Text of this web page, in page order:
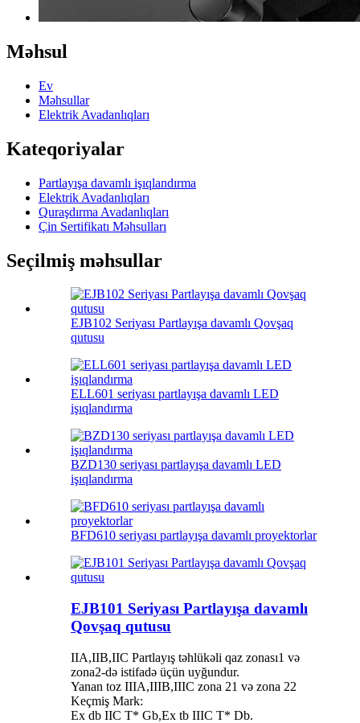
Məhsul
Ev
Məhsullar
Elektrik Avadanlıqları
Kateqoriyalar
Partlayışa davamlı işıqlandırma
Elektrik Avadanlıqları
Quraşdırma Avadanlıqları
Çin Sertifikatı Məhsulları
Seçilmiş məhsullar
EJB102 Seriyası Partlayışa davamlı Qovşaq
qutusu
ELL601 seriyası partlayışa davamlı LED
işıqlandırma
BZD130 seriyası partlayışa davamlı LED
işıqlandırma
BFD610 seriyası partlayışa davamlı proyektorlar
EJB101 Seriyası Partlayışa davamlı
Qovşaq qutusu
IIA,IIB,IIC Partlayış təhlükəli qaz zonası1 və
zona2-də istifadə üçün uyğundur.
Yanan toz IIIA,IIIB,IIIC zona 21 və zona 22
Keçmiş Mark:
Ex db IIC T* Gb,Ex tb IIIC T* Db.